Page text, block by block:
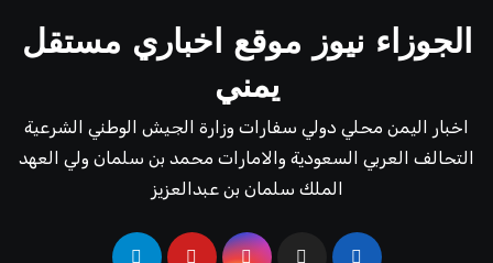
الجوزاء نيوز موقع اخباري مستقل
يمني
اخبار اليمن محلي دولي سفارات وزارة الجيش الوطني الشرعية
التحالف العربي السعودية والامارات محمد بن سلمان ولي العهد
الملك سلمان بن عبدالعزيز